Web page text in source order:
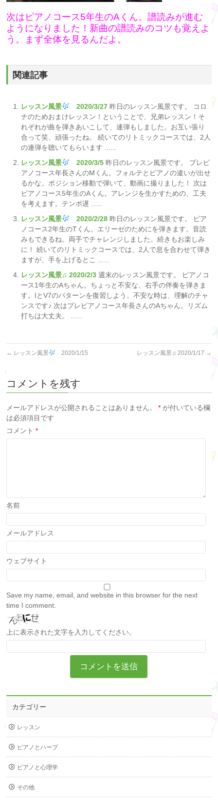
次はピアノコース5年生のAくん。譜読みが進む
ようになりました！新曲の譜読みのコツも覚えよ
う。まず全体を見るんだよ。
関連記事
レッスン風景 2020/3/27 昨日のレッスン風景です。 コロ
ナのためおまけレッスン！ということで、兄弟レッスン！そ
れぞれが曲を弾きあいこして、連弾もしました。お互い張り
合って笑、頑張ったね。 続いてのリトミックコースでは、2人
の連弾を聴いてもらいます ......
レッスン風景
2020/3/5 昨日のレッスン風景です。 プレピ
アノコース年長さんのMくん。フォルテとピアノの違いが出せ
るかな。ポジション移動で弾いて、動画に撮りました！ 次は
ピアノコース5年生のAくん。アレンジを生かすための、工夫
を考えます。テンポ遅 ......
レッスン風景
2020/2/28 昨日のレッスン風景です。 ピア
ノコース2年生のTくん。エリーゼのためにを弾きます。音読
みもできるね。両手でチャレンジしました。続きもお楽しみ
に！ 続いてのリトミックコースでは、2人で息を合わせて弾き
ますが、手を上げるとこ ......
レッスン風景♫ 2020/2/3週末のレッスン風景です。 ピアノコ
ース1年生のAちゃん。ちょっと不安な、右手の伴奏を弾きま
す。IとV7のパターンを復習しよう。不安な時は、理解のチャ
ンスです♪ 次はプレピアノコース年長さんのAちゃん。リズム
打ちは大丈夫。 ......
← レッスン風景 2020/1/15 レッスン風景♫ 2020/1/17 →
コメントを残す
メールアドレスが公開されることはありません。 * が付いている欄
は必須項目です
コメント*
名前
メールアドレス
ウェブサイト
Save my name, email, and website in this browser for the next
time I comment.
上に表示された文字を入力してください。
カテゴリー
レッスン
ピアノとハープ
ピアノと心理学
その他